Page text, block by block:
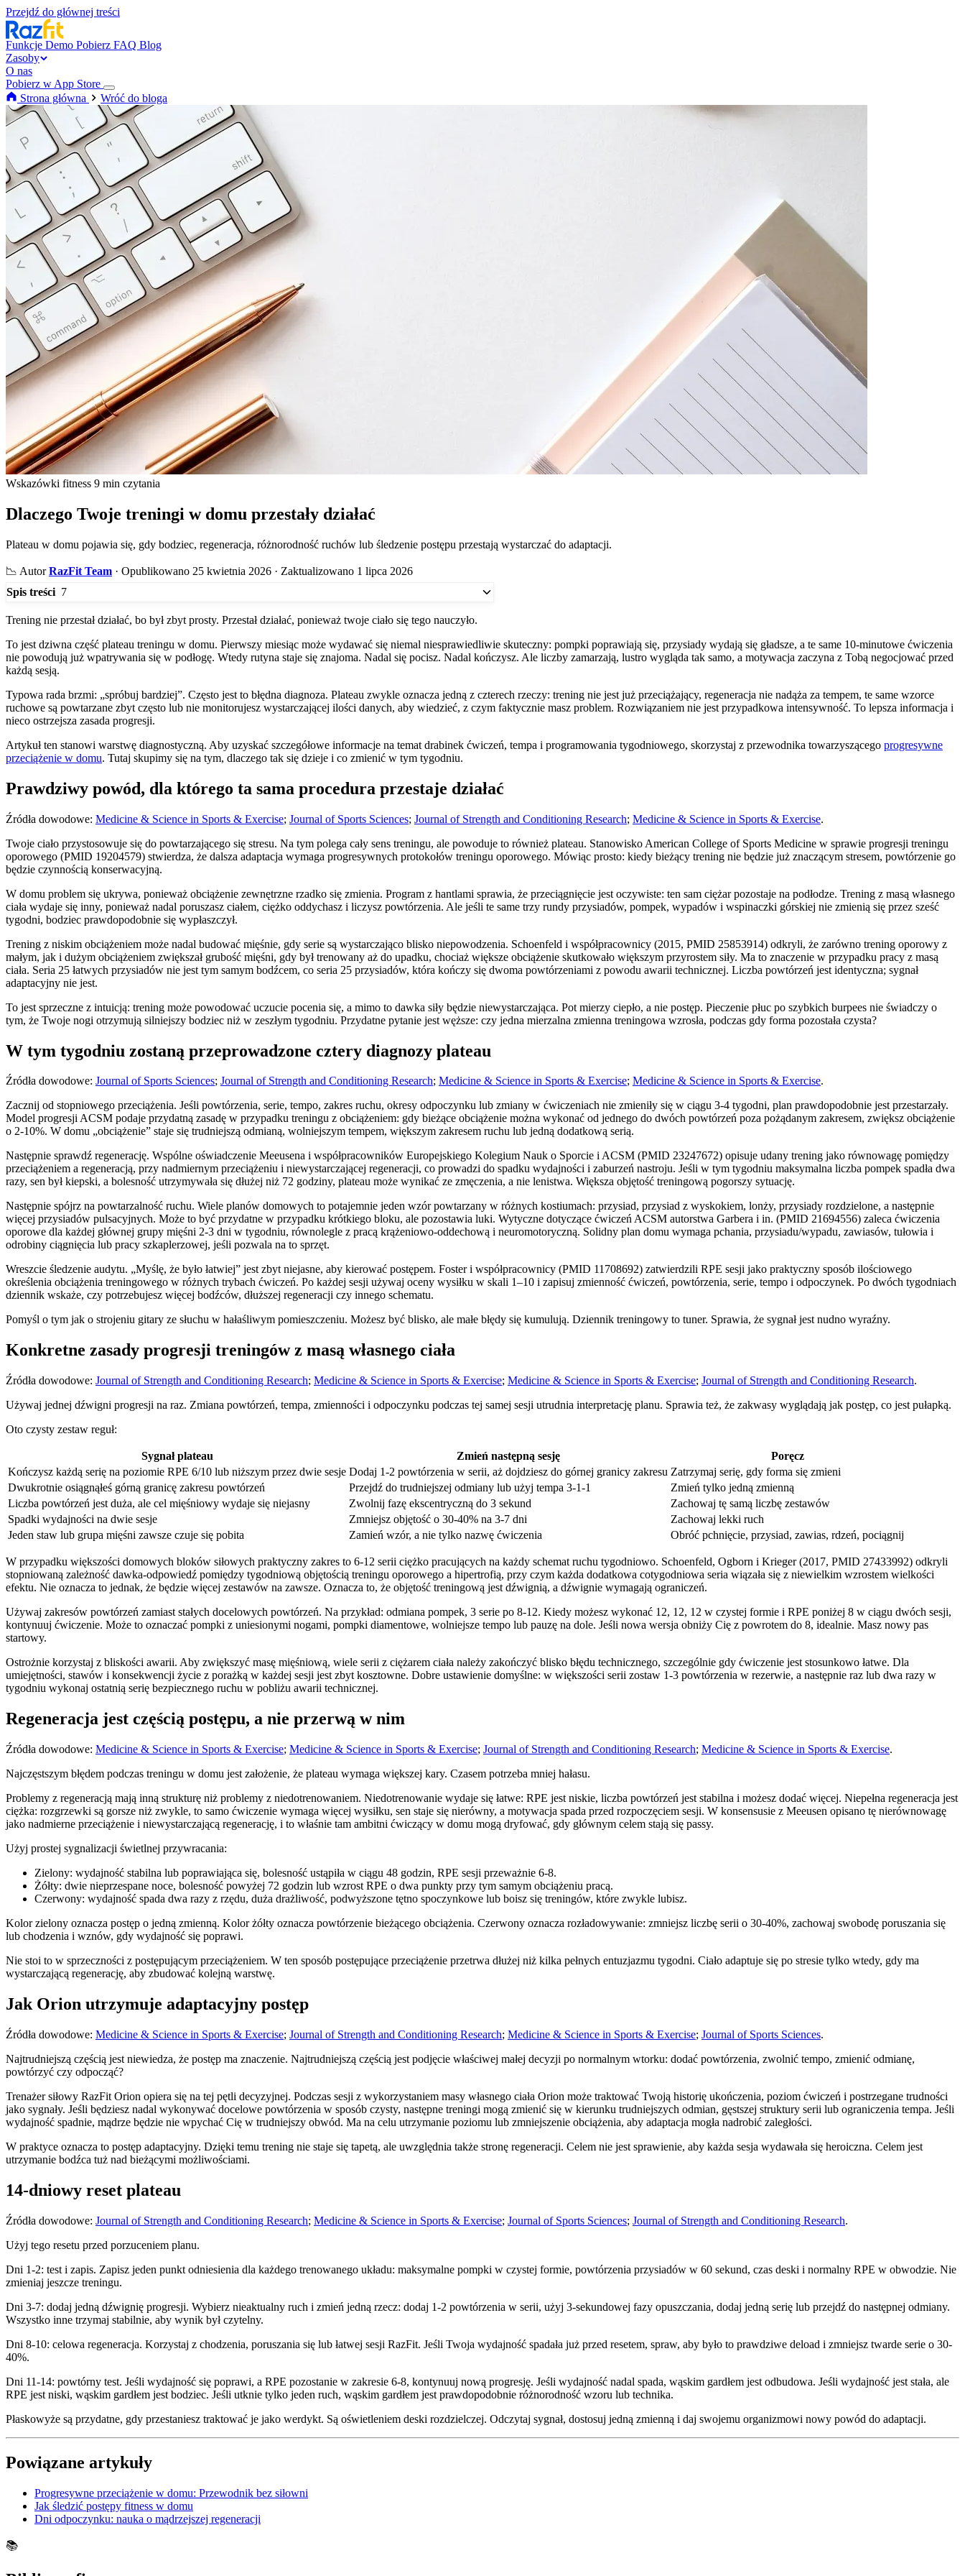
Przejdź do głównej treści
Funkcje Demo Pobierz FAQ Blog
Zasoby
O nas
Pobierz w App Store
Strona główna
Wróć do bloga
Wskazówki fitness 9 min czytania
Dlaczego Twoje treningi w domu przestały działać
Plateau w domu pojawia się, gdy bodziec, regeneracja, różnorodność ruchów lub śledzenie postępu przestają wystarczać do adaptacji.
📉 AutorRazFit Team · Opublikowano 25 kwietnia 2026 · Zaktualizowano 1 lipca 2026
Spis treści 7
Trening nie przestał działać, bo był zbyt prosty. Przestał działać, ponieważ twoje ciało się tego nauczyło.
To jest dziwna część plateau treningu w domu. Pierwszy miesiąc może wydawać się niemal niesprawiedliwie skuteczny: pompki poprawiają się, przysiady wydają się gładsze, a te same 10-minutowe ćwiczenia
nie powodują już wpatrywania się w podłogę. Wtedy rutyna staje się znajoma. Nadal się pocisz. Nadal kończysz. Ale liczby zamarzają, lustro wygląda tak samo, a motywacja zaczyna z Tobą negocjować przed
każdą sesją.
Typowa rada brzmi: „spróbuj bardziej”. Często jest to błędna diagnoza. Plateau zwykle oznacza jedną z czterech rzeczy: trening nie jest już przeciążający, regeneracja nie nadąża za tempem, te same wzorce
ruchowe są powtarzane zbyt często lub nie monitorujesz wystarczającej ilości danych, aby wiedzieć, z czym faktycznie masz problem. Rozwiązaniem nie jest przypadkowa intensywność. To lepsza informacja i
nieco ostrzejsza zasada progresji.
Artykuł ten stanowi warstwę diagnostyczną. Aby uzyskać szczegółowe informacje na temat drabinek ćwiczeń, tempa i programowania tygodniowego, skorzystaj z przewodnika towarzyszącego progresywne
przeciążenie w domu. Tutaj skupimy się na tym, dlaczego tak się dzieje i co zmienić w tym tygodniu.
Prawdziwy powód, dla którego ta sama procedura przestaje działać
Źródła dowodowe: Medicine & Science in Sports & Exercise; Journal of Sports Sciences; Journal of Strength and Conditioning Research; Medicine & Science in Sports & Exercise.
Twoje ciało przystosowuje się do powtarzającego się stresu. Na tym polega cały sens treningu, ale powoduje to również plateau. Stanowisko American College of Sports Medicine w sprawie progresji treningu
oporowego (PMID 19204579) stwierdza, że dalsza adaptacja wymaga progresywnych protokołów treningu oporowego. Mówiąc prosto: kiedy bieżący trening nie będzie już znaczącym stresem, powtórzenie go
będzie czynnością konserwacyjną.
W domu problem się ukrywa, ponieważ obciążenie zewnętrzne rzadko się zmienia. Program z hantlami sprawia, że przeciągnięcie jest oczywiste: ten sam ciężar pozostaje na podłodze. Trening z masą własnego
ciała wydaje się inny, ponieważ nadal poruszasz ciałem, ciężko oddychasz i liczysz powtórzenia. Ale jeśli te same trzy rundy przysiadów, pompek, wypadów i wspinaczki górskiej nie zmienią się przez sześć
tygodni, bodziec prawdopodobnie się wypłaszczył.
Trening z niskim obciążeniem może nadal budować mięśnie, gdy serie są wystarczająco blisko niepowodzenia. Schoenfeld i współpracownicy (2015, PMID 25853914) odkryli, że zarówno trening oporowy z
małym, jak i dużym obciążeniem zwiększał grubość mięśni, gdy był trenowany aż do upadku, chociaż większe obciążenie skutkowało większym przyrostem siły. Ma to znaczenie w przypadku pracy z masą
ciała. Seria 25 łatwych przysiadów nie jest tym samym bodźcem, co seria 25 przysiadów, która kończy się dwoma powtórzeniami z powodu awarii technicznej. Liczba powtórzeń jest identyczna; sygnał
adaptacyjny nie jest.
To jest sprzeczne z intuicją: trening może powodować uczucie pocenia się, a mimo to dawka siły będzie niewystarczająca. Pot mierzy ciepło, a nie postęp. Pieczenie płuc po szybkich burpees nie świadczy o
tym, że Twoje nogi otrzymują silniejszy bodziec niż w zeszłym tygodniu. Przydatne pytanie jest węższe: czy jedna mierzalna zmienna treningowa wzrosła, podczas gdy forma pozostała czysta?
W tym tygodniu zostaną przeprowadzone cztery diagnozy plateau
Źródła dowodowe: Journal of Sports Sciences; Journal of Strength and Conditioning Research; Medicine & Science in Sports & Exercise; Medicine & Science in Sports & Exercise.
Zacznij od stopniowego przeciążenia. Jeśli powtórzenia, serie, tempo, zakres ruchu, okresy odpoczynku lub zmiany w ćwiczeniach nie zmieniły się w ciągu 3-4 tygodni, plan prawdopodobnie jest przestarzały.
Model progresji ACSM podaje przydatną zasadę w przypadku treningu z obciążeniem: gdy bieżące obciążenie można wykonać od jednego do dwóch powtórzeń poza pożądanym zakresem, zwiększ obciążenie
o 2-10%. W domu „obciążenie” staje się trudniejszą odmianą, wolniejszym tempem, większym zakresem ruchu lub jedną dodatkową serią.
Następnie sprawdź regenerację. Wspólne oświadczenie Meeusena i współpracowników Europejskiego Kolegium Nauk o Sporcie i ACSM (PMID 23247672) opisuje udany trening jako równowagę pomiędzy
przeciążeniem a regeneracją, przy nadmiernym przeciążeniu i niewystarczającej regeneracji, co prowadzi do spadku wydajności i zaburzeń nastroju. Jeśli w tym tygodniu maksymalna liczba pompek spadła dwa
razy, sen był kiepski, a bolesność utrzymywała się dłużej niż 72 godziny, plateau może wynikać ze zmęczenia, a nie lenistwa. Większa objętość treningową pogorszy sytuację.
Następnie spójrz na powtarzalność ruchu. Wiele planów domowych to potajemnie jeden wzór powtarzany w różnych kostiumach: przysiad, przysiad z wyskokiem, lonży, przysiady rozdzielone, a następnie
więcej przysiadów pulsacyjnych. Może to być przydatne w przypadku krótkiego bloku, ale pozostawia luki. Wytyczne dotyczące ćwiczeń ACSM autorstwa Garbera i in. (PMID 21694556) zaleca ćwiczenia
oporowe dla każdej głównej grupy mięśni 2-3 dni w tygodniu, równolegle z pracą krążeniowo-oddechową i neuromotoryczną. Solidny plan domu wymaga pchania, przysiadu/wypadu, zawiasów, tułowia i
odrobiny ciągnięcia lub pracy szkaplerzowej, jeśli pozwala na to sprzęt.
Wreszcie śledzenie audytu. „Myślę, że było łatwiej” jest zbyt niejasne, aby kierować postępem. Foster i współpracownicy (PMID 11708692) zatwierdzili RPE sesji jako praktyczny sposób ilościowego
określenia obciążenia treningowego w różnych trybach ćwiczeń. Po każdej sesji używaj oceny wysiłku w skali 1–10 i zapisuj zmienność ćwiczeń, powtórzenia, serie, tempo i odpoczynek. Po dwóch tygodniach
dziennik wskaże, czy potrzebujesz więcej bodźców, dłuższej regeneracji czy innego schematu.
Pomyśl o tym jak o strojeniu gitary ze słuchu w hałaśliwym pomieszczeniu. Możesz być blisko, ale małe błędy się kumulują. Dziennik treningowy to tuner. Sprawia, że sygnał jest nudno wyraźny.
Konkretne zasady progresji treningów z masą własnego ciała
Źródła dowodowe: Journal of Strength and Conditioning Research; Medicine & Science in Sports & Exercise; Medicine & Science in Sports & Exercise; Journal of Strength and Conditioning Research.
Używaj jednej dźwigni progresji na raz. Zmiana powtórzeń, tempa, zmienności i odpoczynku podczas tej samej sesji utrudnia interpretację planu. Sprawia też, że zakwasy wyglądają jak postęp, co jest pułapką.
Oto czysty zestaw reguł:
Sygnał plateau Zmień następną sesję
Poręcz
Kończysz każdą serię na poziomie RPE 6/10 lub niższym przez dwie sesje Dodaj 1-2 powtórzenia w serii, aż dojdziesz do górnej granicy zakresu Zatrzymaj serię, gdy forma się zmieni
Dwukrotnie osiągnąłeś górną granicę zakresu powtórzeń
Przejdź do trudniejszej odmiany lub użyj tempa 3-1-1
Zmień tylko jedną zmienną
Liczba powtórzeń jest duża, ale cel mięśniowy wydaje się niejasny
Zwolnij fazę ekscentryczną do 3 sekund
Zachowaj tę samą liczbę zestawów
Spadki wydajności na dwie sesje
Zmniejsz objętość o 30-40% na 3-7 dni
Zachowaj lekki ruch
Jeden staw lub grupa mięśni zawsze czuje się pobita
Zamień wzór, a nie tylko nazwę ćwiczenia Obróć pchnięcie, przysiad, zawias, rdzeń, pociągnij
W przypadku większości domowych bloków siłowych praktyczny zakres to 6-12 serii ciężko pracujących na każdy schemat ruchu tygodniowo. Schoenfeld, Ogborn i Krieger (2017, PMID 27433992) odkryli
stopniowaną zależność dawka-odpowiedź pomiędzy tygodniową objętością treningu oporowego a hipertrofią, przy czym każda dodatkowa cotygodniowa seria wiązała się z niewielkim wzrostem wielkości
efektu. Nie oznacza to jednak, że będzie więcej zestawów na zawsze. Oznacza to, że objętość treningową jest dźwignią, a dźwignie wymagają ograniczeń.
Używaj zakresów powtórzeń zamiast stałych docelowych powtórzeń. Na przykład: odmiana pompek, 3 serie po 8-12. Kiedy możesz wykonać 12, 12, 12 w czystej formie i RPE poniżej 8 w ciągu dwóch sesji,
kontynuuj ćwiczenie. Może to oznaczać pompki z uniesionymi nogami, pompki diamentowe, wolniejsze tempo lub pauzę na dole. Jeśli nowa wersja obniży Cię z powrotem do 8, idealnie. Masz nowy pas
startowy.
Ostrożnie korzystaj z bliskości awarii. Aby zwiększyć masę mięśniową, wiele serii z ciężarem ciała należy zakończyć blisko błędu technicznego, szczególnie gdy ćwiczenie jest stosunkowo łatwe. Dla
umiejętności, stawów i konsekwencji życie z porażką w każdej sesji jest zbyt kosztowne. Dobre ustawienie domyślne: w większości serii zostaw 1-3 powtórzenia w rezerwie, a następnie raz lub dwa razy w
tygodniu wykonaj ostatnią serię bezpiecznego ruchu w pobliżu awarii technicznej.
Regeneracja jest częścią postępu, a nie przerwą w nim
Źródła dowodowe: Medicine & Science in Sports & Exercise; Medicine & Science in Sports & Exercise; Journal of Strength and Conditioning Research; Medicine & Science in Sports & Exercise.
Najczęstszym błędem podczas treningu w domu jest założenie, że plateau wymaga większej kary. Czasem potrzeba mniej hałasu.
Problemy z regeneracją mają inną strukturę niż problemy z niedotrenowaniem. Niedotrenowanie wydaje się łatwe: RPE jest niskie, liczba powtórzeń jest stabilna i możesz dodać więcej. Niepełna regeneracja jest
ciężka: rozgrzewki są gorsze niż zwykle, to samo ćwiczenie wymaga więcej wysiłku, sen staje się nierówny, a motywacja spada przed rozpoczęciem sesji. W konsensusie z Meeusen opisano tę nierównowagę
jako nadmierne przeciążenie i niewystarczającą regenerację, i to właśnie tam ambitni ćwiczący w domu mogą dryfować, gdy głównym celem stają się passy.
Użyj prostej sygnalizacji świetlnej przywracania:
Zielony: wydajność stabilna lub poprawiająca się, bolesność ustąpiła w ciągu 48 godzin, RPE sesji przeważnie 6-8.
Żółty: dwie nieprzespane noce, bolesność powyżej 72 godzin lub wzrost RPE o dwa punkty przy tym samym obciążeniu pracą.
Czerwony: wydajność spada dwa razy z rzędu, duża drażliwość, podwyższone tętno spoczynkowe lub boisz się treningów, które zwykle lubisz.
Kolor zielony oznacza postęp o jedną zmienną. Kolor żółty oznacza powtórzenie bieżącego obciążenia. Czerwony oznacza rozładowywanie: zmniejsz liczbę serii o 30-40%, zachowaj swobodę poruszania się
lub chodzenia i wznów, gdy wydajność się poprawi.
Nie stoi to w sprzeczności z postępującym przeciążeniem. W ten sposób postępujące przeciążenie przetrwa dłużej niż kilka pełnych entuzjazmu tygodni. Ciało adaptuje się po stresie tylko wtedy, gdy ma
wystarczającą regenerację, aby zbudować kolejną warstwę.
Jak Orion utrzymuje adaptacyjny postęp
Źródła dowodowe: Medicine & Science in Sports & Exercise; Journal of Strength and Conditioning Research; Medicine & Science in Sports & Exercise; Journal of Sports Sciences.
Najtrudniejszą częścią jest niewiedza, że postęp ma znaczenie. Najtrudniejszą częścią jest podjęcie właściwej małej decyzji po normalnym wtorku: dodać powtórzenia, zwolnić tempo, zmienić odmianę,
powtórzyć czy odpocząć?
Trenażer siłowy RazFit Orion opiera się na tej pętli decyzyjnej. Podczas sesji z wykorzystaniem masy własnego ciała Orion może traktować Twoją historię ukończenia, poziom ćwiczeń i postrzegane trudności
jako sygnały. Jeśli będziesz nadal wykonywać docelowe powtórzenia w sposób czysty, następne treningi mogą zmienić się w kierunku trudniejszych odmian, gęstszej struktury serii lub ograniczenia tempa. Jeśli
wydajność spadnie, mądrze będzie nie wpychać Cię w trudniejszy obwód. Ma na celu utrzymanie poziomu lub zmniejszenie obciążenia, aby adaptacja mogła nadrobić zaległości.
W praktyce oznacza to postęp adaptacyjny. Dzięki temu trening nie staje się tapetą, ale uwzględnia także stronę regeneracji. Celem nie jest sprawienie, aby każda sesja wydawała się heroiczna. Celem jest
utrzymanie bodźca tuż nad bieżącymi możliwościami.
14-dniowy reset plateau
Źródła dowodowe: Journal of Strength and Conditioning Research; Medicine & Science in Sports & Exercise; Journal of Sports Sciences; Journal of Strength and Conditioning Research.
Użyj tego resetu przed porzuceniem planu.
Dni 1-2: test i zapis. Zapisz jeden punkt odniesienia dla każdego trenowanego układu: maksymalne pompki w czystej formie, powtórzenia przysiadów w 60 sekund, czas deski i normalny RPE w obwodzie. Nie
zmieniaj jeszcze treningu.
Dni 3-7: dodaj jedną dźwignię progresji. Wybierz nieaktualny ruch i zmień jedną rzecz: dodaj 1-2 powtórzenia w serii, użyj 3-sekundowej fazy opuszczania, dodaj jedną serię lub przejdź do następnej odmiany.
Wszystko inne trzymaj stabilnie, aby wynik był czytelny.
Dni 8-10: celowa regeneracja. Korzystaj z chodzenia, poruszania się lub łatwej sesji RazFit. Jeśli Twoja wydajność spadała już przed resetem, spraw, aby było to prawdziwe deload i zmniejsz twarde serie o 30-
40%.
Dni 11-14: powtórny test. Jeśli wydajność się poprawi, a RPE pozostanie w zakresie 6-8, kontynuuj nową progresję. Jeśli wydajność nadal spada, wąskim gardłem jest odbudowa. Jeśli wydajność jest stała, ale
RPE jest niski, wąskim gardłem jest bodziec. Jeśli utknie tylko jeden ruch, wąskim gardłem jest prawdopodobnie różnorodność wzoru lub technika.
Płaskowyże są przydatne, gdy przestaniesz traktować je jako werdykt. Są oświetleniem deski rozdzielczej. Odczytaj sygnał, dostosuj jedną zmienną i daj swojemu organizmowi nowy powód do adaptacji.
Powiązane artykuły
Progresywne przeciążenie w domu: Przewodnik bez siłowni
Jak śledzić postępy fitness w domu
Dni odpoczynku: nauka o mądrzejszej regeneracji
📚